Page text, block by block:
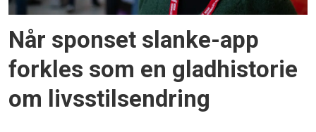
Når sponset slanke-app
forkles som en gladhis­torie
om livsstils­endring